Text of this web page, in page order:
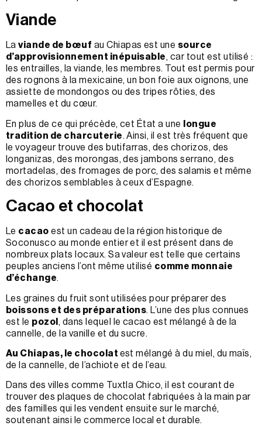
Viande
Laviande de bœuf au Chiapas est une source
d’approvisionnement inépuisable, car tout est utilisé :
les entrailles, la viande, les membres. Tout est permis pour
des rognons à la mexicaine, un bon foie aux oignons, une
assiette de mondongos ou des tripes rôties, des
mamelles et du cœur.
En plus de ce qui précède, cet État a une
longue
tradition de charcuterie. Ainsi, il est très fréquent que
le voyageur trouve des butifarras, des chorizos, des
longanizas, des morongas, des jambons serrano, des
mortadelas, des fromages de porc, des salamis et même
des chorizos semblables à ceux d’Espagne.
Cacao et chocolat
Le cacao est un cadeau de la région historique de
Soconusco au monde entier et il est présent dans de
nombreux plats locaux. Sa valeur est telle que certains
peuples anciens l’ont même utilisé comme monnaie
d’échange.
Les graines du fruit sont utilisées pour préparer des
boissons et des préparations. L’une des plus connues
est le pozol , dans lequel le cacao est mélangé à de la
cannelle, de la vanille et du sucre.
Au Chiapas, le chocolat est mélangé à du miel, du maïs,
de la cannelle, de l’achiote et de l’eau.
Dans des villes comme Tuxtla Chico, il est courant de
trouver des plaques de chocolat fabriquées à la main par
des familles qui les vendent ensuite sur le marché,
soutenant ainsi le commerce local et durable.